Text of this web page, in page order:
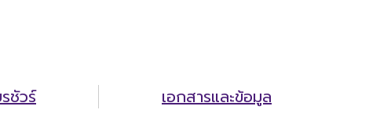
ชัวร์ เอกสารและข้อมูล